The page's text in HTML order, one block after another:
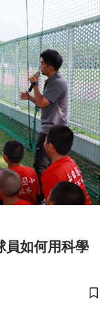
員如何用科學
儲